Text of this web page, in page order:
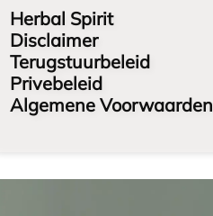
Herbal Spirit
Disclaimer
Terugstuurbeleid
Privebeleid
Algemene Voorwaarden